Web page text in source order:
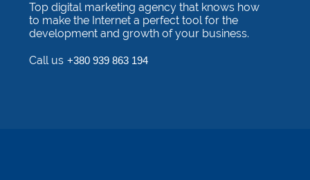
Top digital marketing agency that knows how
to make the Internet a perfect tool for the
development and growth of your business.
Call us +380 939 863 194